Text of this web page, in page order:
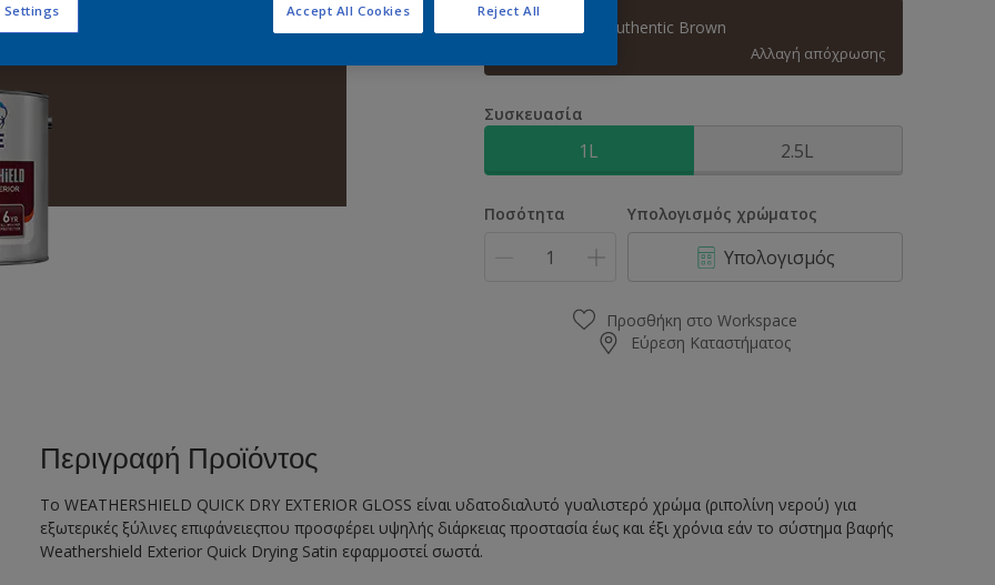
60YR 09/086 Authentic Brown
Αλλαγή απόχρωσης
Συσκευασία
1L 2.5L
Ποσότητα Υπολογισμός χρώματος
Υπολογισμός
Προσθήκη στο Workspace
Εύρεση Καταστήματος
Περιγραφή Προϊόντος
Το WEATHERSHIELD QUICK DRY EXTERIOR GLOSS είναι υδατοδιαλυτό γυαλιστερό χρώμα (ριπολίνη νερού) για
εξωτερικές ξύλινες επιφάνειεςπου προσφέρει υψηλής διάρκειας προστασία έως και έξι χρόνια εάν το σύστημα βαφής
Weathershield Exterior Quick Drying Satin εφαρμοστεί σωστά.
Settings Reject All
Accept All Cookies